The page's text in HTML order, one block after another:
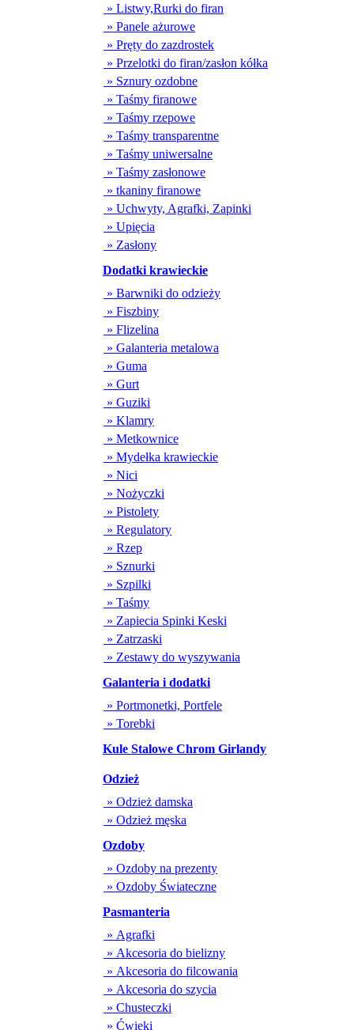
» Listwy,Rurki do firan
» Panele ażurowe
» Pręty do zazdrostek
» Przelotki do firan/zasłon kółka
» Sznury ozdobne
» Taśmy firanowe
» Taśmy rzepowe
» Taśmy transparentne
» Taśmy uniwersalne
» Taśmy zasłonowe
» tkaniny firanowe
» Uchwyty, Agrafki, Zapinki
» Upięcia
» Zasłony
Dodatki krawieckie
» Barwniki do odzieży
» Fiszbiny
» Flizelina
» Galanteria metalowa
» Guma
» Gurt
» Guziki
» Klamry
» Metkownice
» Mydełka krawieckie
» Nici
» Nożyczki
» Pistolety
» Regulatory
» Rzep
» Sznurki
» Szpilki
» Taśmy
» Zapiecia Spinki Keski
» Zatrzaski
» Zestawy do wyszywania
Galanteria i dodatki
» Portmonetki, Portfele
» Torebki
Kule Stalowe Chrom Girlandy
Odzież
» Odzież damska
» Odzież męska
Ozdoby
» Ozdoby na prezenty
» Ozdoby Świateczne
Pasmanteria
» Agrafki
» Akcesoria do bielizny
» Akcesoria do filcowania
» Akcesoria do szycia
» Chusteczki
» Ćwieki